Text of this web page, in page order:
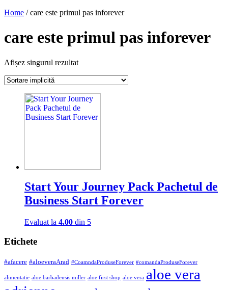
Home / care este primul pas inforever
care este primul pas inforever
Afișez singurul rezultat
Start Your Journey Pack Pachetul de
Business Start Forever
Evaluat la 4.00 din 5
Etichete
#afacere #aloeveraArad #CoamndaProduseForever #comandaProduseForever
alimentatie aloe barbadensis miller aloe first shop aloe vera aloe vera